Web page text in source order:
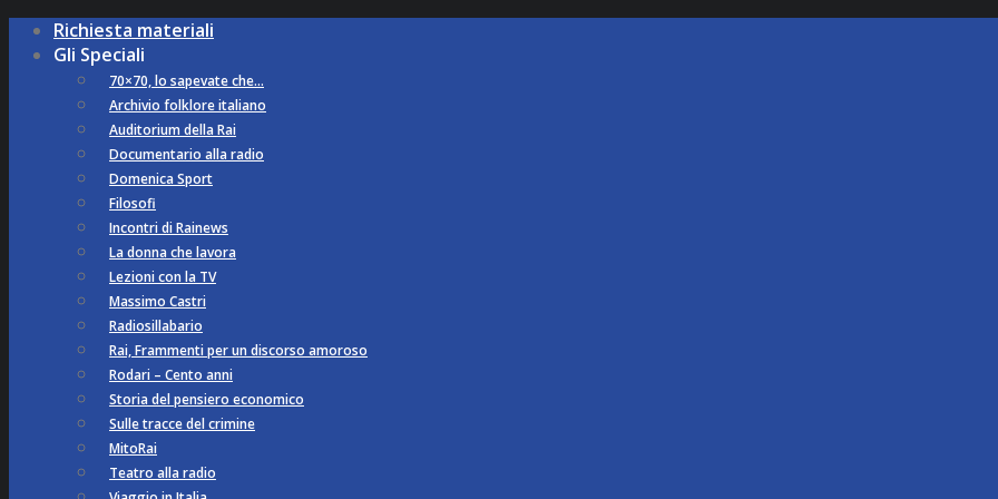
Richiesta materiali
Gli Speciali
70×70, lo sapevate che…
Archivio folklore italiano
Auditorium della Rai
Documentario alla radio
Domenica Sport
Filosofi
Incontri di Rainews
La donna che lavora
Lezioni con la TV
Massimo Castri
Radiosillabario
Rai, Frammenti per un discorso amoroso
Rodari – Cento anni
Storia del pensiero economico
Sulle tracce del crimine
MitoRai
Teatro alla radio